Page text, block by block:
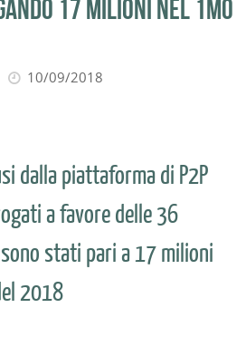
17 milioni nel 1mo
10/09/2018
dalla piattaforma di P2P
a favore delle 36
stati pari a 17 milioni
2018